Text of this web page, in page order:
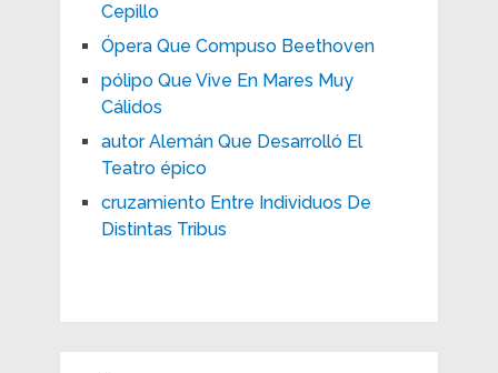
Cepillo
Ópera Que Compuso Beethoven
pólipo Que Vive En Mares Muy
Cálidos
autor Alemán Que Desarrolló El
Teatro épico
cruzamiento Entre Individuos De
Distintas Tribus